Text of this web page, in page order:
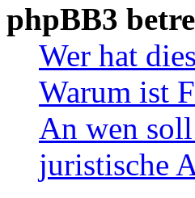
phpBB3
Wer hat
Warum ist
An wen
juristische